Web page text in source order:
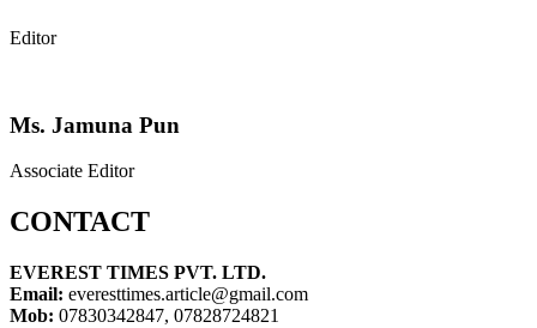
Editor
Ms. Jamuna Pun
Associate Editor
CONTACT
EVEREST TIMES PVT. LTD.
Email: everesttimes.article@gmail.com
Mob: 07830342847, 07828724821